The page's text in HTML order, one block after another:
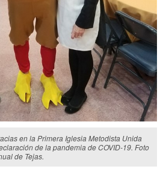
en la Primera Iglesia Metodista Unida
de la pandemia de COVID-19. Foto
de Tejas.